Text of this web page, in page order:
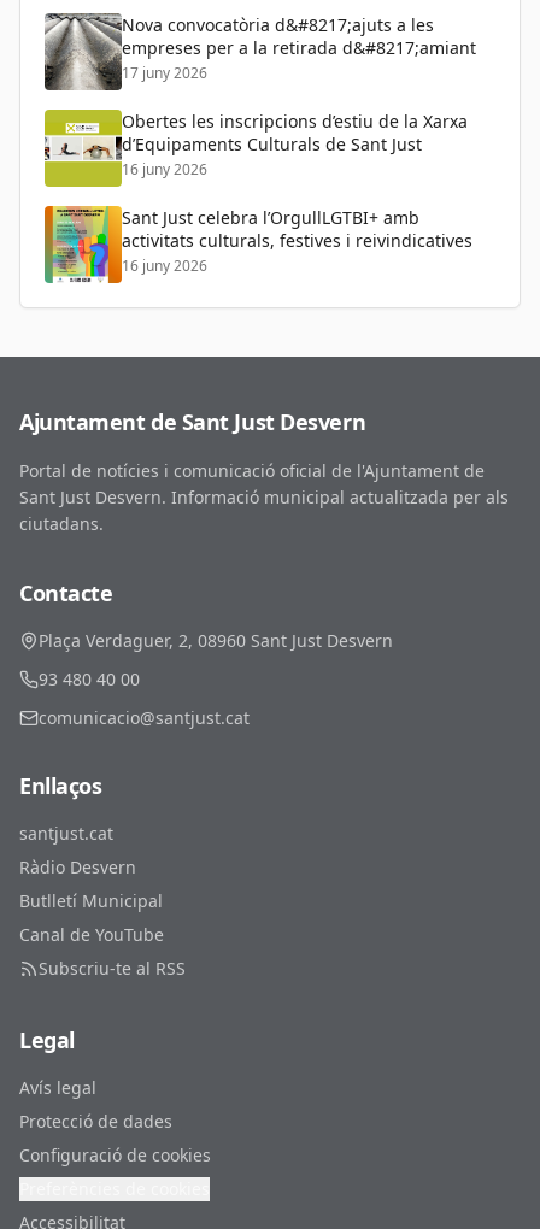
Nova convocatòria d&#8217;ajuts a les
empreses per a la retirada d&#8217;amiant
17 juny 2026
Obertes les inscripcions d’estiu de la Xarxa
d’Equipaments Culturals de Sant Just
16 juny 2026
Sant Just celebra l’OrgullLGTBI+ amb
activitats culturals, festives i reivindicatives
16 juny 2026
Ajuntament de Sant Just Desvern
Portal de notícies i comunicació oficial de l'Ajuntament de
Sant Just Desvern. Informació municipal actualitzada per als
ciutadans.
Contacte
Plaça Verdaguer, 2, 08960 Sant Just Desvern
93 480 40 00
comunicacio@santjust.cat
Enllaços
santjust.cat
Ràdio Desvern
Butlletí Municipal
Canal de YouTube
Subscriu-te al RSS
Legal
Avís legal
Protecció de dades
Configuració de cookies
Accessibilitat